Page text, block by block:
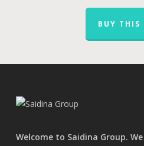
BUY THIS
Welcome to Saidina Group.